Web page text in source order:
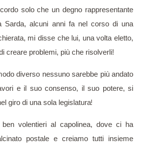
solo che un degno rappresentante
Sarda, alcuni anni fa nel corso di una
mi disse che lui, una volta eletto,
creare problemi, più che risolverli!
diverso nessuno sarebbe più andato
e il suo consenso, il suo potere, si
giro di una sola legislatura!
ben volentieri al capolinea, dove ci ha
postale e creiamo tutti insieme